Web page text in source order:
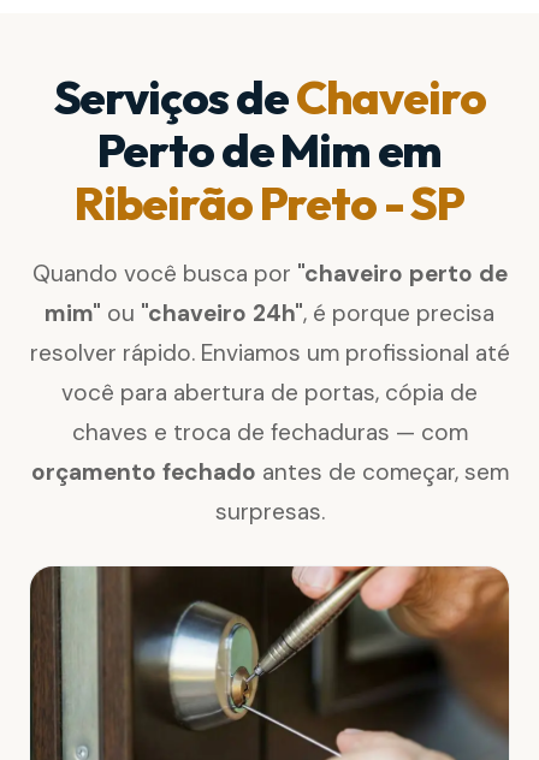
Serviços deChaveiro
Perto de Mim em
Ribeirão Preto - SP
Quando você busca por "chaveiro perto de
mim" ou "chaveiro 24h", é porque precisa
resolver rápido. Enviamos um profissional até
você para abertura de portas, cópia de
chaves e troca de fechaduras — com
orçamento fechado antes de começar, sem
surpresas.